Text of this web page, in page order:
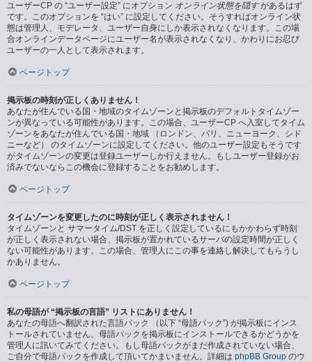
ユーザーCP の “ユーザー設定” にオプション オンライン状態を隠すがあるはず
です。このオプションを “はい” に設定してください。そうすればオンライン状
態は管理人、モデレータ、ユーザー自身にしか表示されなくなります。この場
合オンラインデータページにユーザー名が表示されなくなり、かわりにお忍び
ユーザーの一人として表示されます。
ページトップ
掲示板の時刻が正しくありません！
あなたが住んでいる国・地域のタイムゾーンと掲示板のデフォルトタイムゾー
ンが異なっている可能性があります。この場合、ユーザーCP へ入室してタイム
ゾーンをあなたが住んでいる国・地域 （ロンドン、パリ、ニューヨーク、シド
ニーなど） のタイムゾーンに設定してください。他のユーザー設定もそうです
がタイムゾーンの変更は登録ユーザーしか行えません。もしユーザー登録がお
済みでないならこの機会に登録することをお勧めします。
ページトップ
タイムゾーンを変更したのに時刻が正しく表示されません！
タイムゾーンと サマータイム/DST を正しく設定しているにもかかわらず時刻
が正しく表示されない場合、掲示板が置かれているサーバの設定時間が正しく
ない可能性があります。この場合、管理人にこの事を連絡し解決してもらうし
かありません。
ページトップ
私の母語が “掲示板の言語” リストにありません！
あなたの母語へ翻訳された言語パック （以下 “母語パック”) が掲示板にインス
トールされていません。母語パックを掲示板にインストールできるかどうかを
管理人に訊いてみてください。もし母語パックがまだ作成されていない場合、
ご自分で母語パックを作成して頂いてかまいません。詳細は phpBB Group のウ